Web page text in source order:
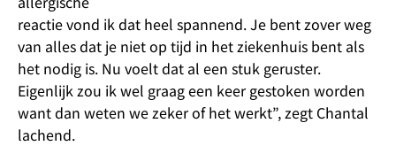
reactie vond ik dat heel spannend. Je bent zover weg
van alles dat je niet op tijd in het ziekenhuis bent als
het nodig is. Nu voelt dat al een stuk geruster.
Eigenlijk zou ik wel graag een keer gestoken worden
want dan weten we zeker of het werkt”, zegt Chantal
lachend.